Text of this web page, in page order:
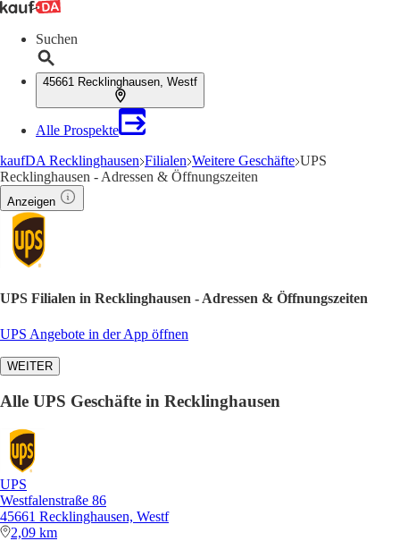
Suchen
45661 Recklinghausen, Westf
Alle Prospekte
kaufDA Recklinghausen Filialen Weitere Geschäfte UPS
Recklinghausen - Adressen & Öffnungszeiten
Anzeigen
UPS Filialen in Recklinghausen - Adressen & Öffnungszeiten
UPS Angebote in der App öffnen
WEITER
Alle UPS Geschäfte in Recklinghausen
UPS
Westfalenstraße 86
45661 Recklinghausen, Westf
2,09 km